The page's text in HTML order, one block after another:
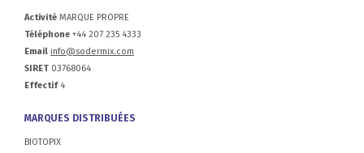
Activité MARQUE PROPRE
Téléphone +44 207 235 4333
Email info@sodermix.com
SIRET 03768064
Effectif4
MARQUES DISTRIBUÉES
BIOTOPIX